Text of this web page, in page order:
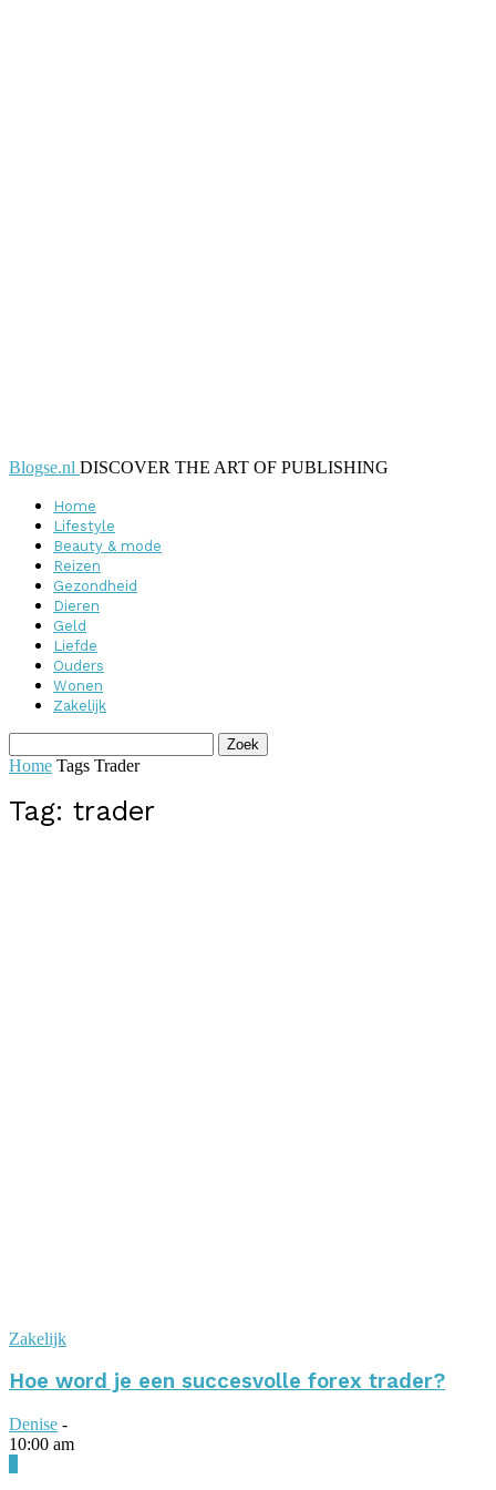
Blogse.nl DISCOVER THE ART OF PUBLISHING
Home
Lifestyle
Beauty & mode
Reizen
Gezondheid
Dieren
Geld
Liefde
Ouders
Wonen
Zakelijk
Home Tags Trader
Tag: trader
Zakelijk
Hoe word je een succesvolle forex trader?
Denise -
10:00 am